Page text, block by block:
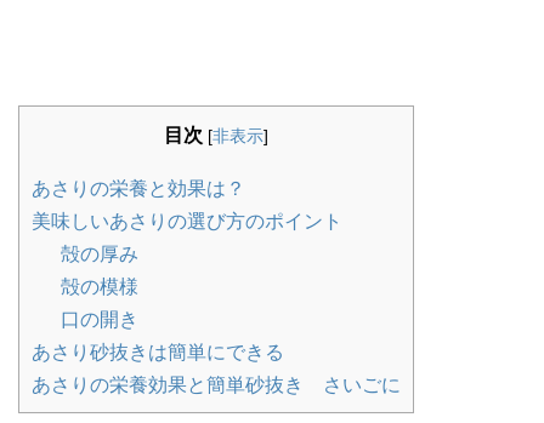
目次 [非表示]
あさりの栄養と効果は？
美味しいあさりの選び方のポイント
殻の厚み
殻の模様
口の開き
あさり砂抜きは簡単にできる
あさりの栄養効果と簡単砂抜き さいごに